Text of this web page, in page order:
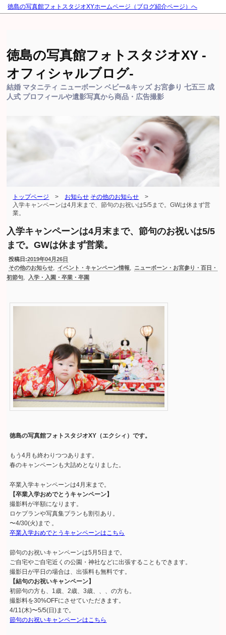
徳島の写真館フォトスタジオXYホームページ（ブログ紹介ページ）へ
徳島の写真館フォトスタジオXY -
オフィシャルブログ-
結婚 マタニティ ニューボーン ベビー&キッズ お宮参り 七五三 成
人式 プロフィールや遺影写真から商品・広告撮影
トップページ > お知らせ その他のお知らせ
>
入学キャンペーンは4月末まで、節句のお祝いは5/5まで。GWは休まず営
業。
入学キャンペーンは4月末まで、節句のお祝いは5/5
まで。GWは休まず営業。
投稿日:2019年04月26日
その他のお知らせ, イベント・キャンペーン情報
ニューボーン・お宮参り・百日・
初節句
入学・入園・卒業・卒園
徳島の写真館フォトスタジオXY（エクシィ）です。
もう4月も終わりつつあります。
春のキャンペーンも大詰めとなりました。
卒業入学キャンペーンは4月末まで。
【卒業入学おめでとうキャンペーン】
撮影料が半額になります。
ロケプランや写真集プランも割引あり。
〜4/30(火)まで 。
卒業入学おめでとうキャンペーンはこちら
節句のお祝いキャンペーンは5月5日まで。
ご自宅やご自宅近くの公園・神社などに出張することもできます。
撮影日が平日の場合は、出張料も無料です。
【結句のお祝いキャンペーン】
初節句の方も、1歳、2歳、3歳、、、の方も。
撮影料を30%OFFにさせていただきます。
4/11(木)〜5/5(日)まで。
節句のお祝いキャンペーンはこちら